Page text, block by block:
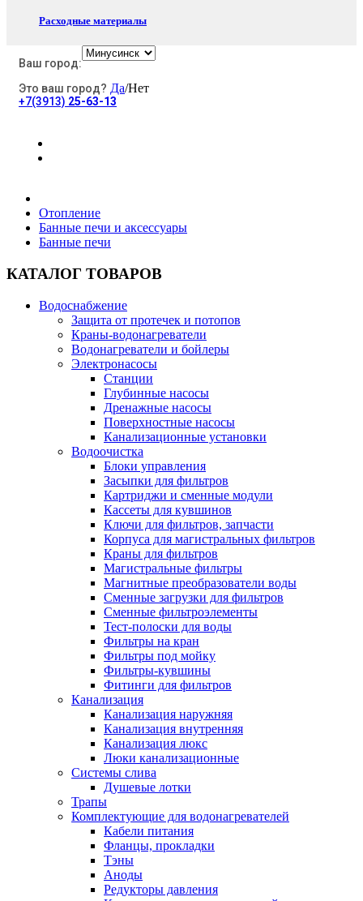
Расходные материалы
Электротовары
Строительные товары
Все для бани
Полезные статьи
Новости и Акции
Оплата и доставка
Сервис-центр
Адреса Сервис-центров
Обмен и возврат товара
Вакансии
Ваш город:
Это ваш город? Да/Нет
+7(3913) 25-63-13
Отопление
Банные печи и аксессуары
Банные печи
КАТАЛОГ ТОВАРОВ
Водоснабжение
Защита от протечек и потопов
Краны-водонагреватели
Водонагреватели и бойлеры
Электронасосы
Станции
Глубинные насосы
Дренажные насосы
Поверхностные насосы
Канализационные установки
Водоочистка
Блоки управления
Засыпки для фильтров
Картриджи и сменные модули
Кассеты для кувшинов
Ключи для фильтров, запчасти
Корпуса для магистральных фильтров
Краны для фильтров
Магистральные фильтры
Магнитные преобразователи воды
Сменные загрузки для фильтров
Сменные фильтроэлементы
Тест-полоски для воды
Фильтры на кран
Фильтры под мойку
Фильтры-кувшины
Фитинги для фильтров
Канализация
Канализация наружняя
Канализация внутренняя
Канализация люкс
Люки канализационные
Системы слива
Душевые лотки
Трапы
Комплектующие для водонагревателей
Кабели питания
Фланцы, прокладки
Тэны
Аноды
Редукторы давления